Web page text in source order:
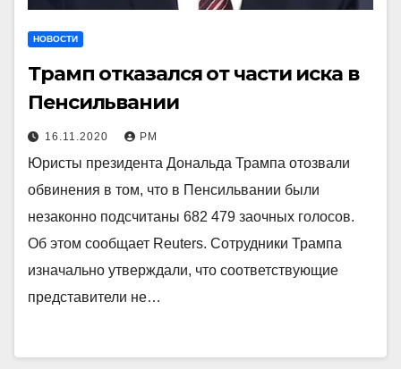
НОВОСТИ
Трамп отказался от части иска в
Пенсильвании
16.11.2020 РМ
Юристы президента Дональда Трампа отозвали
обвинения в том, что в Пенсильвании были
незаконно подсчитаны 682 479 заочных голосов.
Об этом сообщает Reuters. Сотрудники Трампа
изначально утверждали, что соответствующие
представители не…